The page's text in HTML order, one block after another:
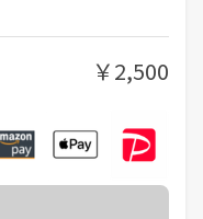
￥2,500